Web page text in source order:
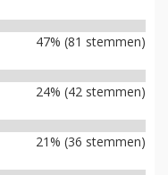
47% (81 stemmen)
24% (42 stemmen)
21% (36 stemmen)